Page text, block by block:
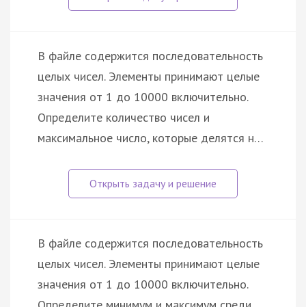
В файле содержится последовательность
целых чисел. Элементы принимают целые
значения от 1 до 10000 включительно.
Определите количество чисел и
максимальное число, которые делятся н…
В файле содержится последовательность
целых чисел. Элементы принимают целые
значения от 1 до 10000 включительно.